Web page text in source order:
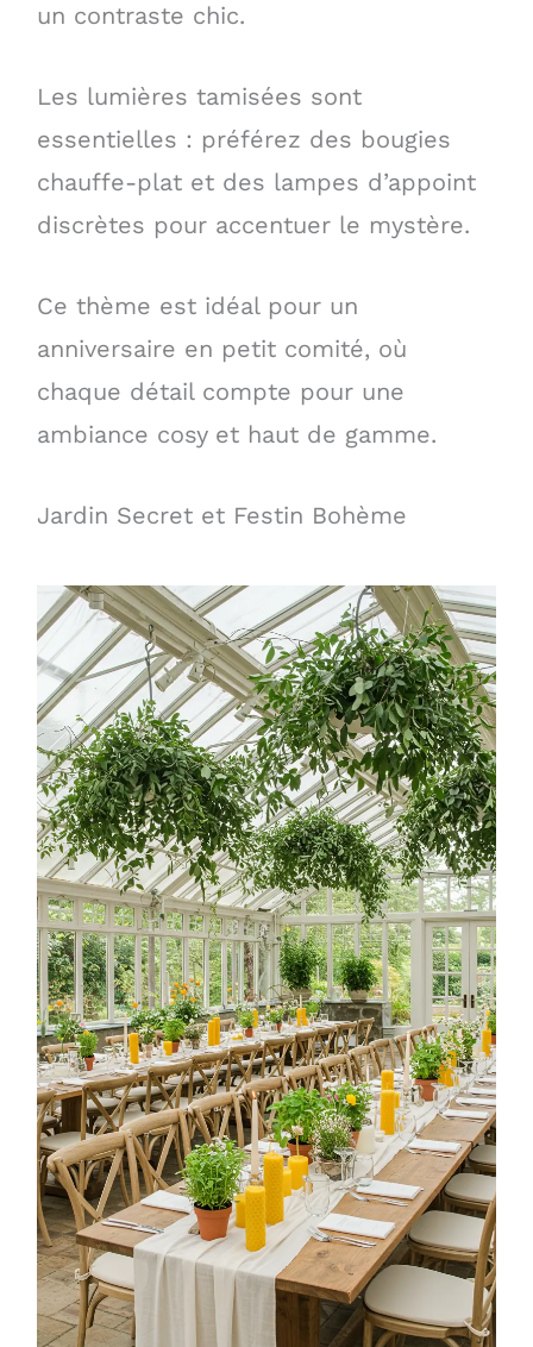
un contraste chic.
Les lumières tamisées sont
essentielles : préférez des bougies
chauffe-plat et des lampes d’appoint
discrètes pour accentuer le mystère.
Ce thème est idéal pour un
anniversaire en petit comité, où
chaque détail compte pour une
ambiance cosy et haut de gamme.
Jardin Secret et Festin Bohème